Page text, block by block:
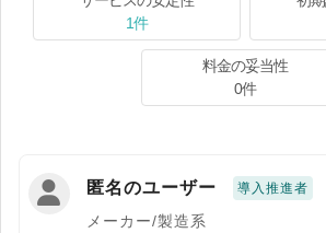
1件
料金の妥当性
0件
匿名のユーザー 導入推進者
メーカー/製造系